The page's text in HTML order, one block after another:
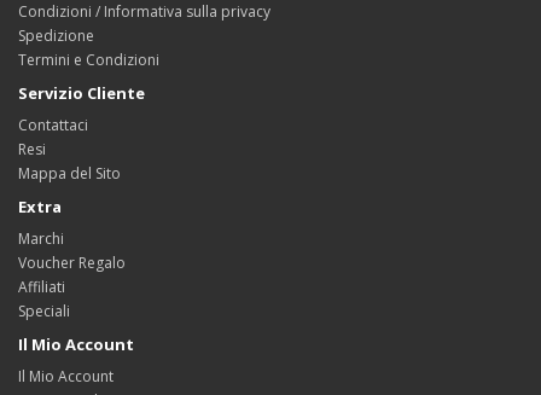
Condizioni / Informativa sulla privacy
Spedizione
Termini e Condizioni
Servizio Cliente
Contattaci
Resi
Mappa del Sito
Extra
Marchi
Voucher Regalo
Affiliati
Speciali
Il Mio Account
Il Mio Account